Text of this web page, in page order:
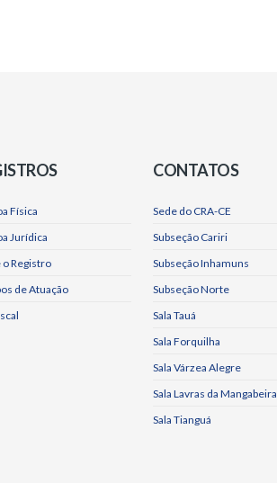
Física
Jurídica
o Registro
de Atuação
CONTATOS
Sede do CRA-CE
Subseção Cariri
Subseção Inhamuns
Subseção Norte
Sala Tauá
Sala Forquilha
Sala Várzea Alegre
Sala Lavras da Mangabeira
Sala Tianguá